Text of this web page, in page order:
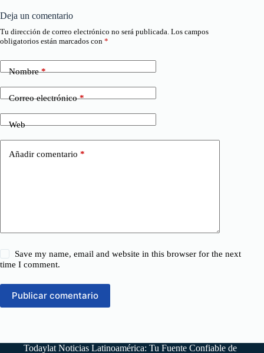
Deja un comentario
Tu dirección de correo electrónico no será publicada. Los campos
obligatorios están marcados con *
Nombre*
Correo electrónico*
Web
Añadir comentario *
Save my name, email and website in this browser for the next
time I comment.
Publicar comentario
Todaylat Noticias Latinoamérica: Tu Fuente Confiable de